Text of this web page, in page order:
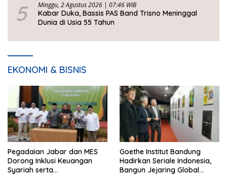
5 Minggu, 2 Agustus 2026 | 07:46 WIB
Kabar Duka, Bassis PAS Band Trisno Meninggal
Dunia di Usia 55 Tahun
EKONOMI & BISNIS
Pegadaian Jabar dan MES
Dorong Inklusi Keuangan
Syariah serta
Goethe Institut Bandung
Hadirkan Seriale Indonesia,
Bangun Jejaring Global